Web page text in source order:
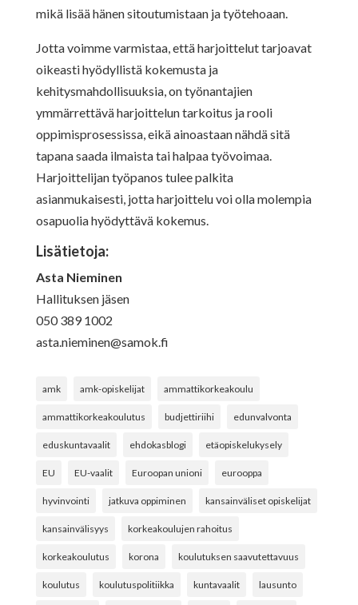
mikä lisää hänen sitoutumistaan ja työtehoaan.
Jotta voimme varmistaa, että harjoittelut tarjoavat
oikeasti hyödyllistä kokemusta ja
kehitysmahdollisuuksia, on työnantajien
ymmärrettävä harjoittelun tarkoitus ja rooli
oppimisprosessissa, eikä ainoastaan nähdä sitä
tapana saada ilmaista tai halpaa työvoimaa.
Harjoittelijan työpanos tulee palkita
asianmukaisesti, jotta harjoittelu voi olla molempia
osapuolia hyödyttävä kokemus.
Lisätietoja:
Asta Nieminen
Hallituksen jäsen
050 389 1002
asta.nieminen@samok.fi
amk amk-opiskelijat ammattikorkeakoulu
ammattikorkeakoulutus budjettiriihi edunvalvonta
eduskuntavaalit ehdokasblogi etäopiskelukysely
EU EU-vaalit Euroopan unioni eurooppa
hyvinvointi jatkuva oppiminen kansainväliset opiskelijat
kansainvälisyys korkeakoulujen rahoitus
korkeakoulutus korona koulutuksen saavutettavuus
koulutus koulutuspolitiikka kuntavaalit lausunto